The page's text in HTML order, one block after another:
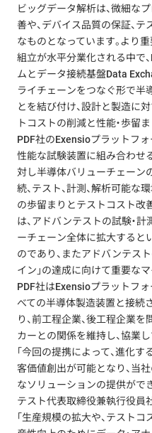
ビッグデータ解析は、微細な
善や、デバイス品質の保証、
なものとなっています。より重
組立が水平分業化される中で
ムとデータ接続基盤Data
ライチェーンをつなぐ形で半
とを結び付け、設計と製造に
トコストの削減と性能・歩留
PDF社のExensioプラットフ
性能な試験装置に組み合わせ
対し半導体バリューチェーン
続、テスト、計測、解析可能な
の歩留まりとテストコスト改
は、アドバンテストの試験・
ーチェーン全体に拡大すると
のであり、またアドバンテス
イン」の達成に向けて重要な
PDF社はExensioプラットフ
べての半導体製造装置と接続
り、前工程企業、後工程企業
カーとの関係を維持し、協業し
「今回の提携によって、進化
客価値創出が可能となり、当
なソリューションの提供がで
テスト代表取締役兼執行役員
「生産規模の拡大や、テスト